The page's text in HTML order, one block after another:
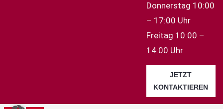
Donnerstag 10:00
– 17:00 Uhr
Freitag 10:00 –
14:00 Uhr
JETZT
KONTAKTIEREN